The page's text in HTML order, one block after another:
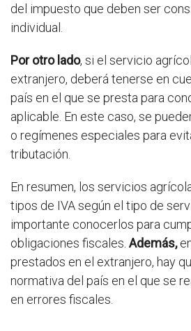
del impuesto que deben ser
individual.
Por otro lado, si el servicio
extranjero, deberá tenerse en
país en el que se presta para
aplicable. En este caso, se
o regímenes especiales para
tributación.
En resumen, los servicios
tipos de IVA según el tipo de
importante conocerlos para
obligaciones fiscales. Además,
prestados en el extranjero, hay
normativa del país en el que se
en errores fiscales.